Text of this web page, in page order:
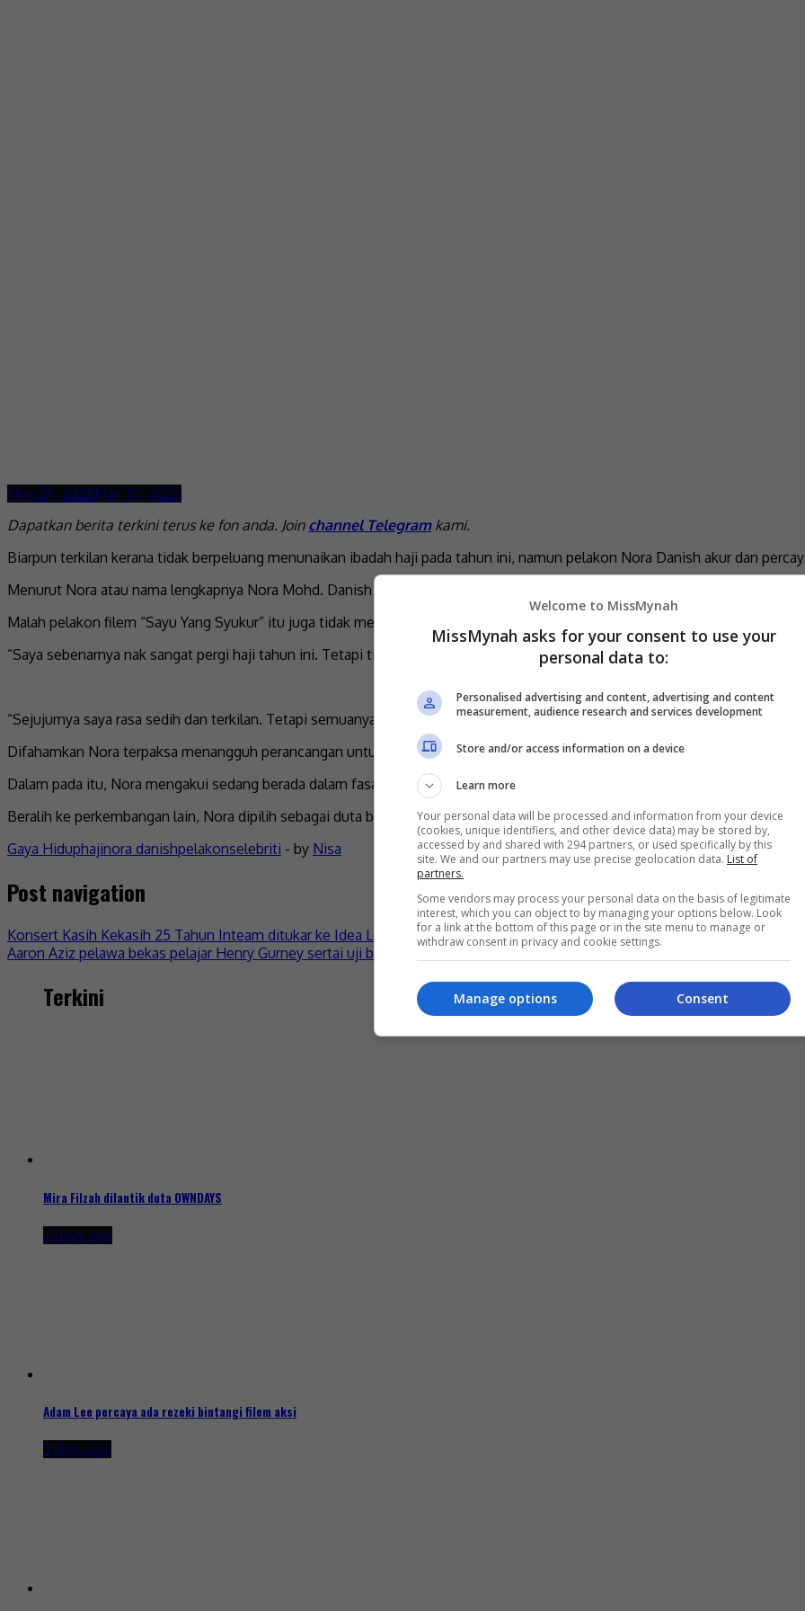
May 29, 2025May 30, 2025
Dapatkan berita terkini terus ke fon anda. Join channel Telegramkami.
Biarpun terkilan kerana tidak berpeluang menunaikan ibadah haji pada tahun ini, namun pelakon Nora Danish akur dan
Menurut Nora atau nama lengkapnya Nora Mohd. Danish Hanif, dia meletakkan harapan tinggi untuk berada di Tanah Suci
Malah pelakon filem “Sayu Yang Syukur” itu juga tidak menolak kemungkinan sekiranya dia dapat menunaikan haji bersama
“Saya sebenarnya nak sangat pergi haji tahun ini. Tetapi tidak ada rezeki. Allah kata belum lagi. Mungkin tahun depan
“Sejujurnya saya rasa sedih dan terkilan. Tetapi semuanya kuasa Allah SWT. Kita hanya mampu merancang,” ujarnya menerusi
Difahamkan Nora terpaksa menangguh perancangan untuk menunaikan haji kerana terikat dengan jadual kerja serta
Dalam pada itu, Nora mengakui sedang berada dalam fasa untuk mendekatkan diri dengan Allah, memberi tumpuan utama
Beralih ke perkembangan lain, Nora dipilih sebagai duta baharu bagi koleksi abaya Oasis jenama Amber bersama dua lagi
Gaya Hiduphajinora danishpelakonselebriti - by Nisa
Post navigation
Konsert Kasih Kekasih 25 Tahun Inteam ditukar ke Idea Live Arena
Aaron Aziz pelawa bekas pelajar Henry Gurney sertai uji bakat
Terkini
Mira Filzah dilantik duta OWNDAYS
2 days ago
Adam Lee percaya ada rezeki bintangi filem aksi
3 days ago
Welcome to MissMynah
MissMynah asks for your consent to use your
personal data to:
Personalised advertising and content, advertising and content
measurement, audience research and services development
Store and/or access information on a device
Learn more
Your personal data will be processed and information from your device
(cookies, unique identifiers, and other device data) may be stored by,
accessed by and shared with 294 partners, or used specifically by this
site. We and our partners may use precise geolocation data. List of
partners.
Some vendors may process your personal data on the basis of legitimate
interest, which you can object to by managing your options below. Look
for a link at the bottom of this page or in the site menu to manage or
withdraw consent in privacy and cookie settings.
Consent
Manage options